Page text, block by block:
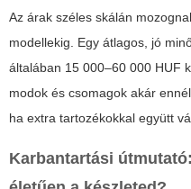
Az árak széles skálán
modellekig. Egy átlagos, jó
általában 15 000–60 000 HUF
modok és csomagok akár
ha extra tartozékokkal együtt
Karbantartási